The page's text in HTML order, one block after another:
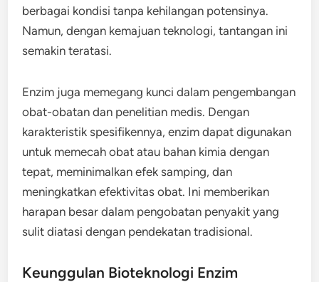
berbagai kondisi tanpa kehilangan potensinya.
Namun, dengan kemajuan teknologi, tantangan ini
semakin teratasi.
Enzim juga memegang kunci dalam pengembangan
obat-obatan dan penelitian medis. Dengan
karakteristik spesifikennya, enzim dapat digunakan
untuk memecah obat atau bahan kimia dengan
tepat, meminimalkan efek samping, dan
meningkatkan efektivitas obat. Ini memberikan
harapan besar dalam pengobatan penyakit yang
sulit diatasi dengan pendekatan tradisional.
Keunggulan Bioteknologi Enzim